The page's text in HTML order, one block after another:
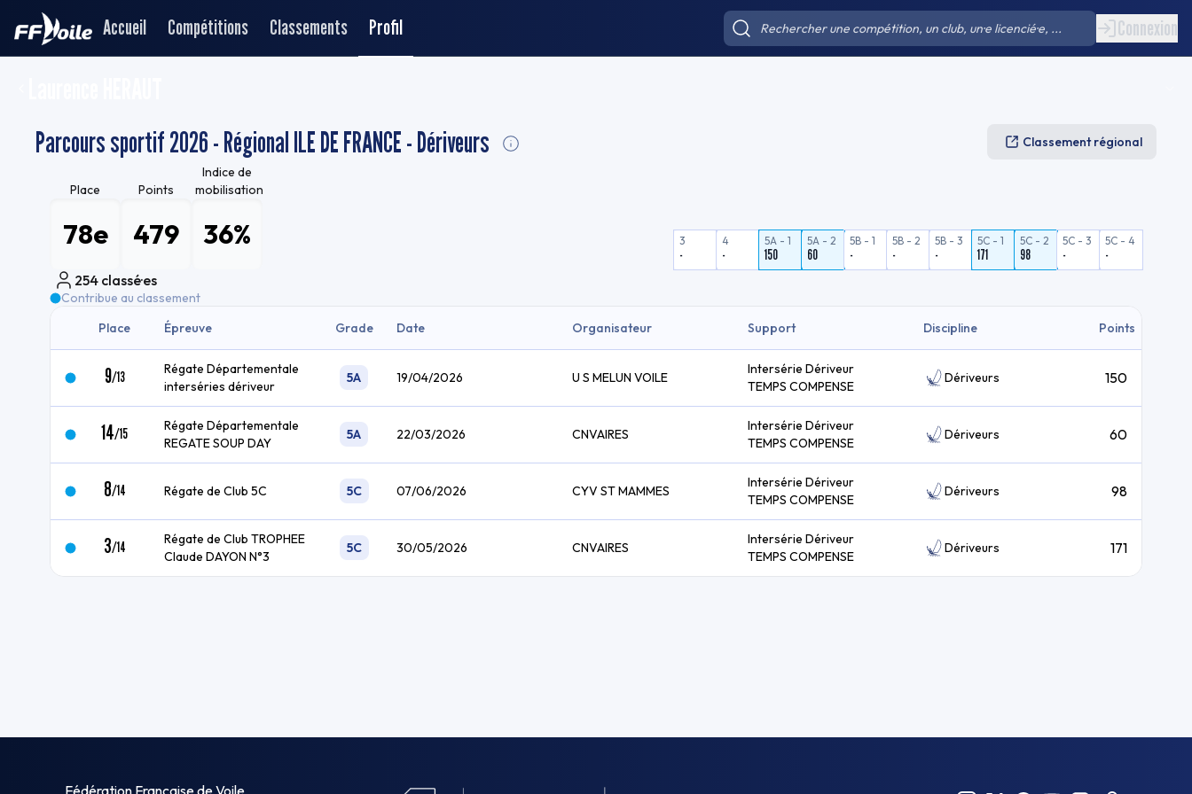
Accueil Compétitions Classements Profil Connexion
Parcours sportif 2026 - Régional ILE DE FRANCE - Dériveurs
Classement régional
Place
78e
Points
479
Indice de
mobilisation
36% 3
-
4
-
5A - 1
150
5A - 2
60
5B - 1
-
5B - 2
-
5B - 3
-
5C - 1
171
5C - 2
98
5C - 3
-
5C - 4
-
254 classé·es
Contribue au classement
Place
Épreuve Grade Date Organisateur Support Discipline Points
9/13
Régate Départementale
interséries dériveur
5A 19/04/2026 U S MELUN VOILE
Intersérie Dériveur
TEMPS COMPENSE
Dériveurs 150
14/15
Régate Départementale
REGATE SOUP DAY
5A 22/03/2026 CNVAIRES
Intersérie Dériveur
TEMPS COMPENSE
Dériveurs 60
8/14 Régate de Club 5C 5C 07/06/2026 CYV ST MAMMES
Intersérie Dériveur
TEMPS COMPENSE
Dériveurs 98
3/14
Régate de Club TROPHEE
Claude DAYON N°3
5C 30/05/2026 CNVAIRES
Intersérie Dériveur
TEMPS COMPENSE
Dériveurs 171
Fédération Française de Voile